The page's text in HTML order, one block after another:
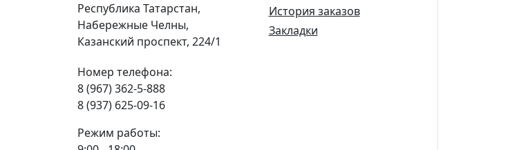
Республика Татарстан,
Набережные Челны,
Казанский проспект, 224/1
Номер телефона:
8 (967) 362-5-888
8 (937) 625-09-16
Режим работы:
История заказов
Закладки